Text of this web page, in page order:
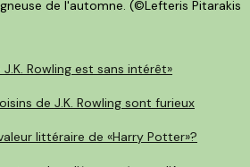
de l'automne. (©Lefteris Pitarakis
Rowling est sans intérêt»
de J.K. Rowling sont furieux
littéraire de «Harry Potter»?